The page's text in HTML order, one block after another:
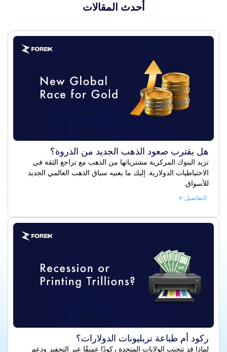
أحدث المقالات
هل يقترب صعود الذهب الجديد من الذروة؟
تزيد البنوك المركزية مشترياتها من الذهب مع تراجع الثقة في
الاحتياطيات الدولارية. إليك ما يعنيه سباق الذهب العالمي الجديد
للأسواق.
التفاصيل
ركود أم طباعة تريليونات الدولارات؟
لماذا قد تتجنب الولايات المتحدة ركودًا عميقًا عبر التحفيز ودعم